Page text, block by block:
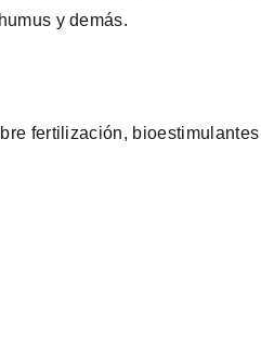
y demás.
fertilización,